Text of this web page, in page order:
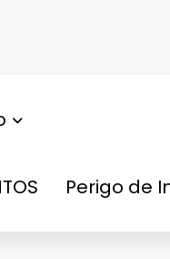
Perigo de